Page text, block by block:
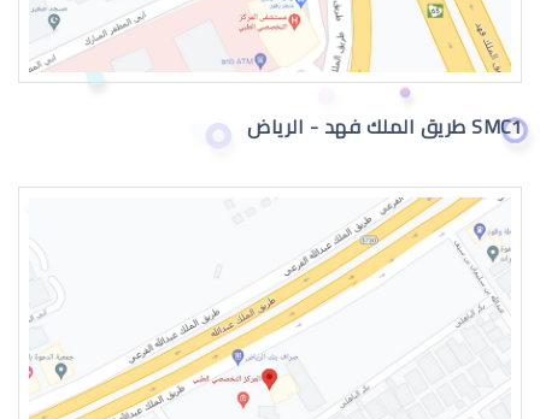
القرنية المخروطية 2019
القرنية المخروطية وراثة
SMC1 طريق الملك فهد - الرياض